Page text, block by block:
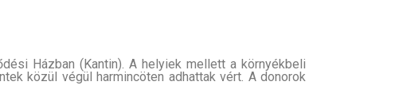
Házban (Kantin). A helyiek mellett a környékbeli
közül végül harmincöten adhattak vért. A donorok